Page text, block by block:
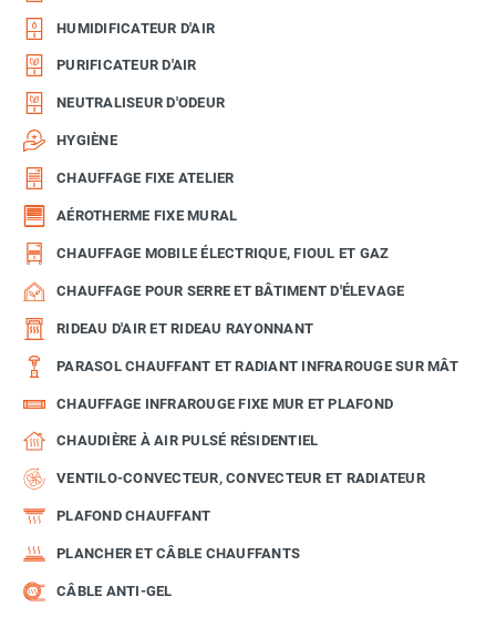
HUMIDIFICATEUR D'AIR
PURIFICATEUR D'AIR
NEUTRALISEUR D'ODEUR
HYGIÈNE
CHAUFFAGE FIXE ATELIER
AÉROTHERME FIXE MURAL
CHAUFFAGE MOBILE ÉLECTRIQUE, FIOUL ET GAZ
CHAUFFAGE POUR SERRE ET BÂTIMENT D'ÉLEVAGE
RIDEAU D'AIR ET RIDEAU RAYONNANT
PARASOL CHAUFFANT ET RADIANT INFRAROUGE SUR MÂT
CHAUFFAGE INFRAROUGE FIXE MUR ET PLAFOND
CHAUDIÈRE À AIR PULSÉ RÉSIDENTIEL
VENTILO-CONVECTEUR, CONVECTEUR ET RADIATEUR
PLAFOND CHAUFFANT
PLANCHER ET CÂBLE CHAUFFANTS
CÂBLE ANTI-GEL